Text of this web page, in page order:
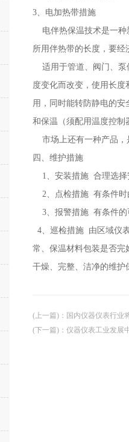
3、电加热带措施
电伴热保温技术是一种
所用伴热带的长度，要
适用于管道、阀门、泵
度变化而改变，使用长
用，同时能转防静电的
和保温（须配用温度控
市场上还有一种产品，
四、维护措施
1、安装措施 合理选择
2、点检措施 有条件时
3、报警措施 有条件的
4、巡检措施 由区域仪
常、保温材料包装是否完
干燥、完整、洁净的维护
(上一篇) ： 国内仪器仪表行业
(下一篇) ： 仪器仪表工业发展